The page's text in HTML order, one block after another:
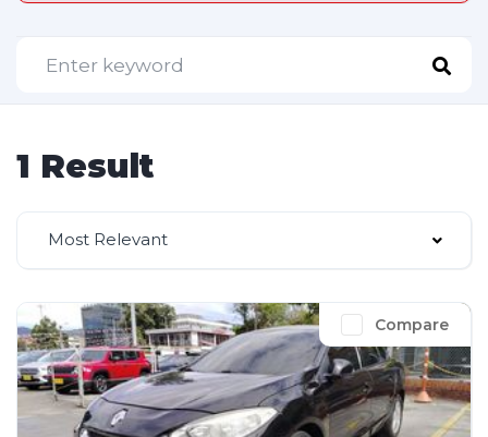
1 Result
Most Relevant
Compare